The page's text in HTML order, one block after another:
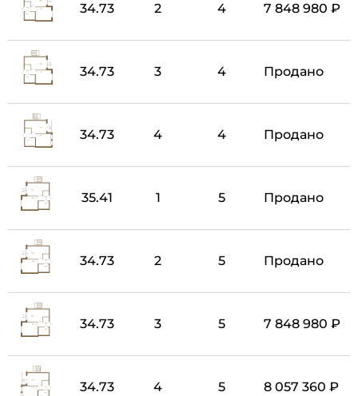
34.73 2 4 7 848 980 ₽
34.73 3 4 Продано
34.73 4 4 Продано
35.41 1 5 Продано
34.73 2 5 Продано
34.73 3 5 7 848 980 ₽
34.73 4 5 8 057 360 ₽